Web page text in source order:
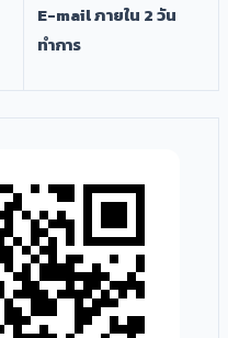
E-mail ภายใน 2 วัน
ทำการ